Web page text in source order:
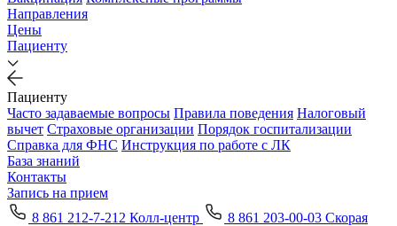
Направления
Цены
Пациенту
Пациенту
Часто задаваемые вопросы Правила поведения Налоговый
вычет Страховые организации Порядок госпитализации
Справка для ФНС Инструкция по работе с ЛК
База знаний
Контакты
Запись на прием
8 861 212-7-212 Колл-центр
8 861 203-00-03 Скорая